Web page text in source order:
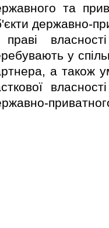
та
державно-
у
а також